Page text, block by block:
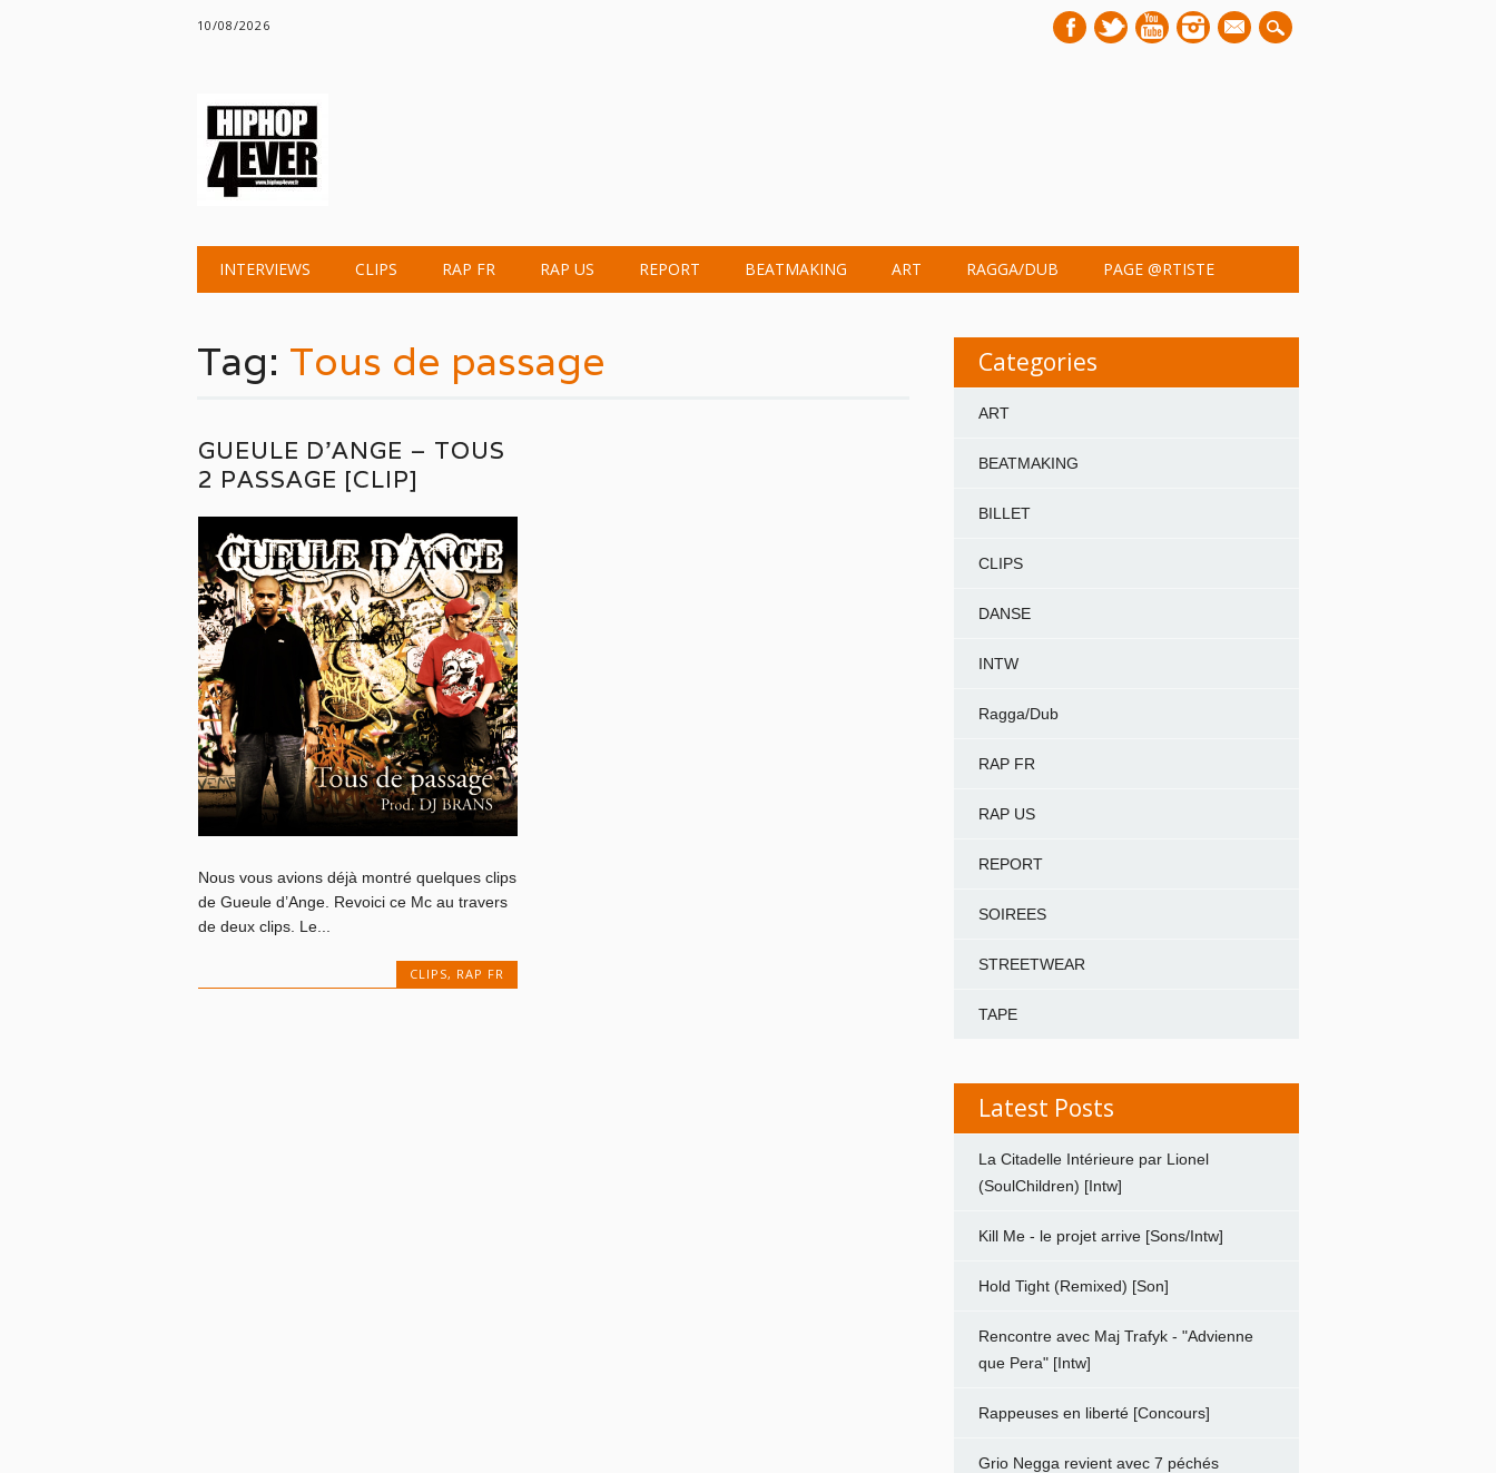
10/08/2026
mail
Main menu
INTERVIEWS CLIPS RAP FR RAP US REPORT BEATMAKING ART RAGGA/DUB PAGE @RTISTE
Tag: Tous de passage
GUEULE D’ANGE – TOUS
2 PASSAGE [CLIP]
Nous vous avions déjà montré quelques clips
de Gueule d’Ange. Revoici ce Mc au travers
de deux clips. Le...
CLIPS, RAP FR
Categories
ART
BEATMAKING
BILLET
CLIPS
DANSE
INTW
Ragga/Dub
RAP FR
RAP US
REPORT
SOIREES
STREETWEAR
TAPE
Latest Posts
La Citadelle Intérieure par Lionel
(SoulChildren) [Intw]
Kill Me - le projet arrive [Sons/Intw]
Hold Tight (Remixed) [Son]
Rencontre avec Maj Trafyk - "Advienne
que Pera" [Intw]
Rappeuses en liberté [Concours]
Grio Negga revient avec 7 péchés